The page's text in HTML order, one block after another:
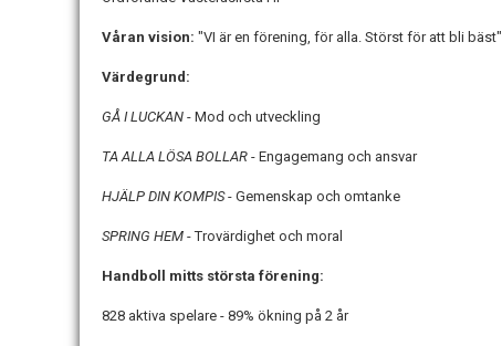
Våran vision: "VI är en förening, för alla. Störst för att bli bäst"
Värdegrund:
GÅ I LUCKAN - Mod och utveckling
TA ALLA LÖSA BOLLAR - Engagemang och ansvar
HJÄLP DIN KOMPIS- Gemenskap och omtanke
SPRING HEM - Trovärdighet och moral
Handboll mitts största förening:
828 aktiva spelare - 89% ökning på 2 år